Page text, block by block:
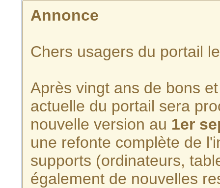
Annonce
Chers usagers du portail
Après vingt ans de bons
actuelle du portail sera
nouvelle version au 1er
une refonte complète de
supports (ordinateurs,
également de nouvelles